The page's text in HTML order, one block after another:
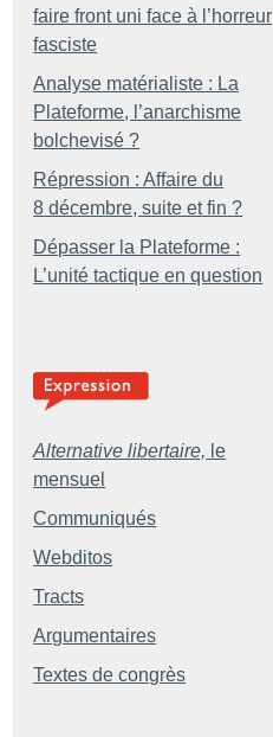
faire front uni face à l’horreur
fasciste
Analyse matérialiste : La
Plateforme, l’anarchisme
bolchevisé ?
Répression : Affaire du
8 décembre, suite et fin ?
Dépasser la Plateforme :
L’unité tactique en question
Alternative libertaire, le
mensuel
Communiqués
Webditos
Tracts
Argumentaires
Textes de congrès